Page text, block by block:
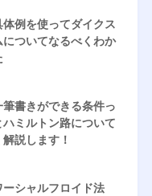
体例を使ってダイクス
についてなるべくわか
筆書きができる条件っ
ミルトン路について
説します！
ーシャルフロイド法